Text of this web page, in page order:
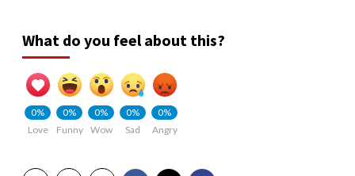
What do you feel about this?
0%
Love
0%
Funny
0%
Wow
0%
Sad
0%
Angry